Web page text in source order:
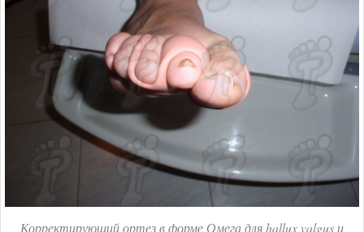
Корректирующий ортез в форме Омега для hallux valgus и